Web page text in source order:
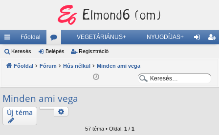
yo
rs
ke
Főoldal
ór
u
ok
VEGETÁRIÁNUS+ NYUGDÍJAS+
Keresés Belépés Regisztráció
Főoldal Fórum Hús nélkül
Minden ami vega
e
é
e
é
Minden ami vega
Új téma Keresés
Részletes keresés
57 téma • Oldal: 1 / 1